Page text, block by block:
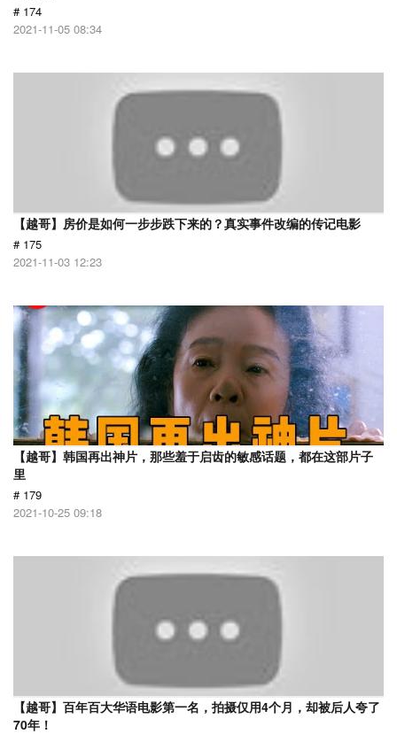
# 174
2021-11-05 08:34
【越哥】房价是如何一步步跌下来的？真实事件改编的传记电影
# 175
2021-11-03 12:23
【越哥】韩国再出神片，那些羞于启齿的敏感话题，都在这部片子
里
# 179
2021-10-25 09:18
【越哥】百年百大华语电影第一名，拍摄仅用4个月，却被后人夸了
70年！